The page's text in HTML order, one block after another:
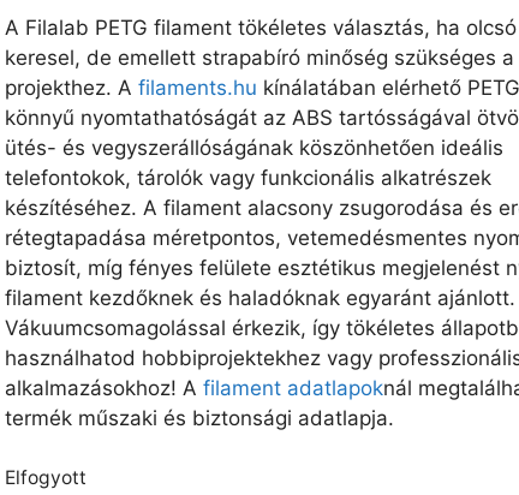
A Filalab PETG filament tökéletes választás, ha
keresel, de emellett strapabíró minőség szükséges a
projekthez. A filaments.hu kínálatában elérhető
könnyű nyomtathatóságát az ABS tartósságával
ütés- és vegyszerállóságának köszönhetően ideális
telefontokok, tárolók vagy funkcionális alkatrészek
készítéséhez. A filament alacsony zsugorodása és
rétegtapadása méretpontos, vetemedésmentes
biztosít, míg fényes felülete esztétikus megjelenést
filament kezdőknek és haladóknak egyaránt ajánlott.
Vákuumcsomagolással érkezik, így tökéletes
használhatod hobbiprojektekhez vagy
alkalmazásokhoz! A filament adatlapoknál
termék műszaki és biztonsági adatlapja.
Elfogyott